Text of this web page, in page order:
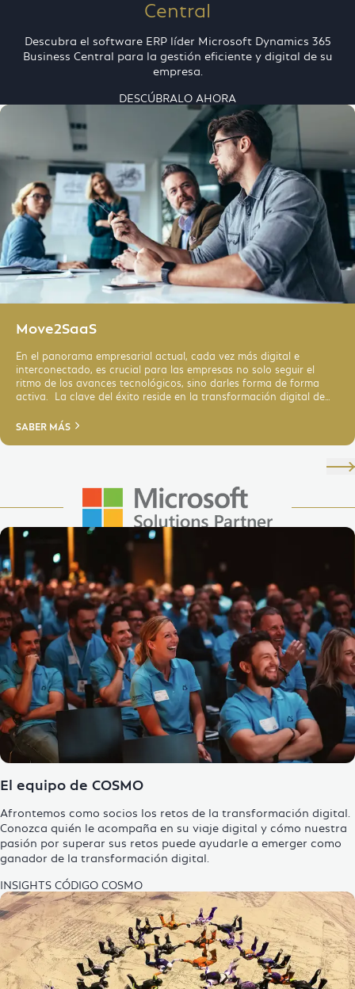
Microsoft Dynamics 365 CRM
HR Management para Microsoft
Dynamics 365
IoT, Cloud & IT-Services
Análisis de datos e IA
Modern Workplace
Digital Services
Central
Descubra el software ERP líder Microsoft Dynamics 365
Business Central para la gestión eficiente y digital de su
empresa.
DESCÚBRALO AHORA
Context slider
Move2SaaS
En el panorama empresarial actual, cada vez más digital e
interconectado, es crucial para las empresas no solo seguir el
ritmo de los avances tecnológicos, sino darles forma de forma
activa. La clave del éxito reside en la transformación digital de
software modernas como Dynamics 365 Business Central Online.
SABER MÁS
Enlarge Image
El equipo de COSMO
Afrontemos como socios los retos de la transformación digital.
Conozca quién le acompaña en su viaje digital y cómo nuestra
pasión por superar sus retos puede ayudarle a emerger como
ganador de la transformación digital
INSIGHTS CÓDIGO COSMO
Enlarge Image